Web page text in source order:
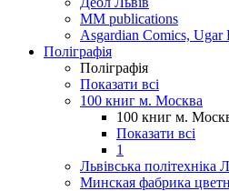
MM publications
Asgardian Comics, Ugar
Поліграфія
Поліграфія
Показати всі
100 книг м. Москва
100 книг м.
Показати всі
1
Львівська політехніка
Минская фабрика